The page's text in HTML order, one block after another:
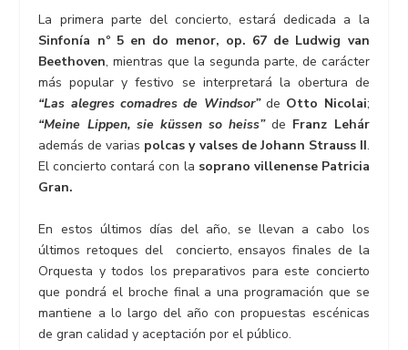
La primera parte del concierto, estará dedicada a la
Sinfonía nº 5 en do menor, op. 67 de Ludwig van
Beethoven, mientras que la segunda parte, de carácter
más popular y festivo se interpretará la obertura de
“Las alegres comadres de Windsor”de Otto Nicolai;
“Meine Lippen, sie küssen so heiss”de Franz Lehár
además de varias polcas y valses de Johann Strauss II.
El concierto contará con la soprano villenense Patricia
Gran.
En estos últimos días del año, se llevan a cabo los
últimos retoques del concierto, ensayos finales de la
Orquesta y todos los preparativos para este concierto
que pondrá el broche final a una programación que se
mantiene a lo largo del año con propuestas escénicas
de gran calidad y aceptación por el público.